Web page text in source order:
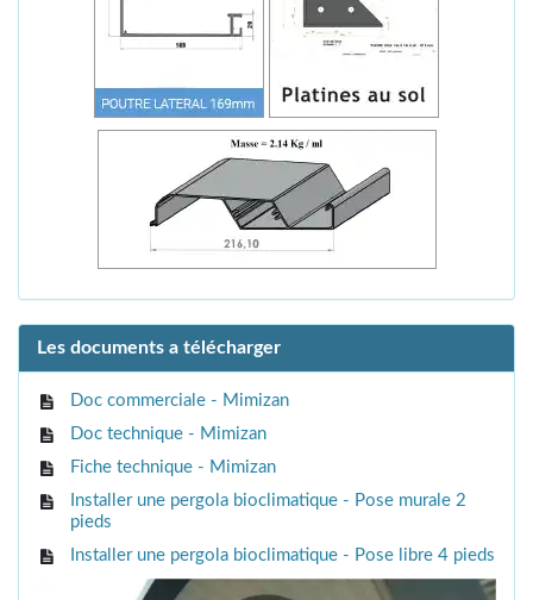
Les documents a télécharger
Doc commerciale - Mimizan
Doc technique - Mimizan
Fiche technique - Mimizan
Installer une pergola bioclimatique - Pose murale 2
pieds
Installer une pergola bioclimatique - Pose libre 4 pieds